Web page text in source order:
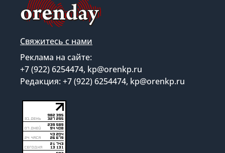
Свяжитесь с нами
Реклама на сайте:
+7 (922) 6254474, kp@orenkp.ru
Редакция: +7 (922) 6254474, kp@orenkp.ru